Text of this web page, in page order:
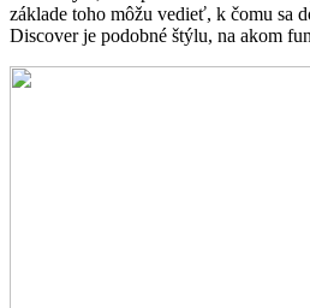
základe toho môžu vedieť, k čomu sa
Discover je podobné štýlu, na akom